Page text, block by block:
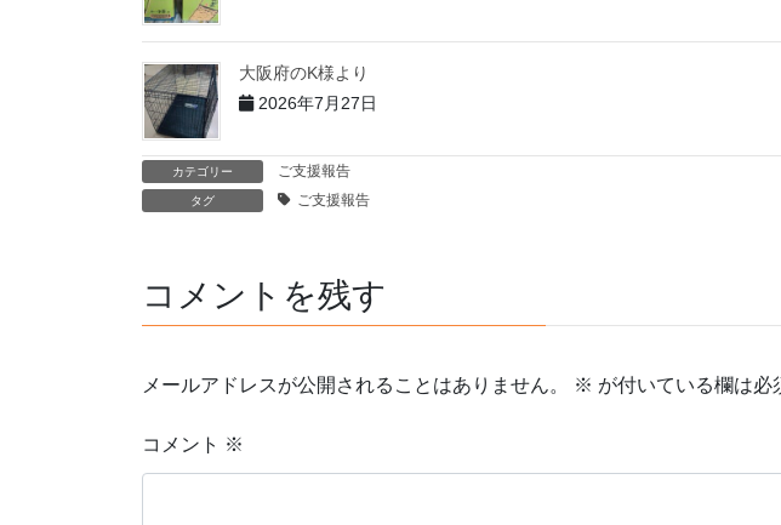
大阪府のK様より
2026年7月27日
カテゴリー ご支援報告
タグ ご支援報告
コメントを残す
メールアドレスが公開されることはありません。 ※ が付いている欄は必
コメント ※